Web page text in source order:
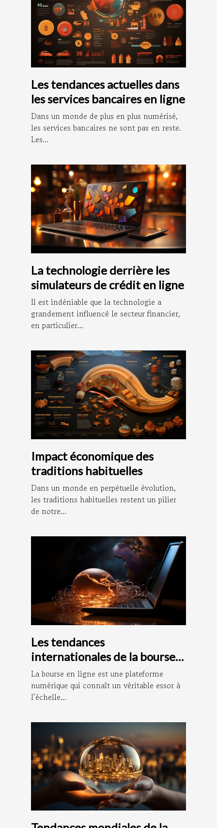
Les tendances actuelles dans
les services bancaires en ligne
Dans un monde de plus en plus numérisé,
les services bancaires ne sont pas en reste.
Les...
La technologie derrière les
simulateurs de crédit en ligne
Il est indéniable que la technologie a
grandement influencé le secteur financier,
en particulier...
Impact économique des
traditions habituelles
Dans un monde en perpétuelle évolution,
les traditions habituelles restent un pilier
de notre...
Les tendances
internationales de la bourse
en ligne
La bourse en ligne est une plateforme
numérique qui connaît un véritable essor à
l’échelle...